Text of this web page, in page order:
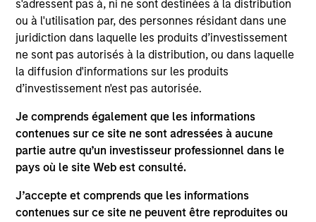
s'adressent pas à, ni ne sont destinées à la distribution
ou à l'utilisation par, des personnes résidant dans une
juridiction dans laquelle les produits d’investissement
ne sont pas autorisés à la distribution, ou dans laquelle
la diffusion d'informations sur les produits
d’investissement n'est pas autorisée.
Je comprends également que les informations
contenues sur ce site ne sont adressées à aucune
partie autre qu’un investisseur professionnel dans le
pays où le site Web est consulté.
J’accepte et comprends que les informations
contenues sur ce site ne peuvent être reproduites ou
Senior Analyst with Analysis Group (2009-2012). He
currently serves on the board of directors of Allstar
Holdings, AWT Labels & Packaging, Security 101,
and Thermogenics, and previously served on the
board of Clarity Software Solutions and Sila Heating
laude, from Carleton College and received an MBA
with Distinction from Columbia Business School.
Team Insights